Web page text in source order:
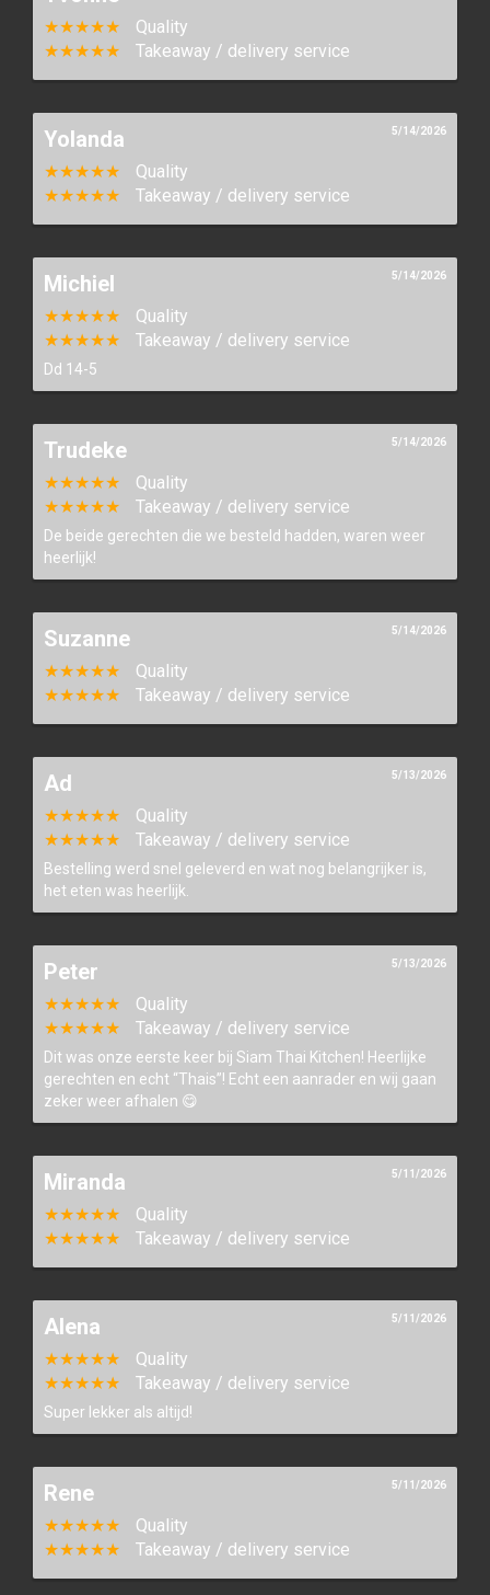
Menu
Contact
Login
★★★★★
Quality
★★★★★
Takeaway / delivery service
Yolanda
★★★★★
Quality
★★★★★
Takeaway / delivery service
5/14/2026
Michiel
★★★★★
Quality
★★★★★
Takeaway / delivery service
Dd 14-5
5/14/2026
Trudeke
★★★★★
Quality
★★★★★
Takeaway / delivery service
De beide gerechten die we besteld hadden, waren weer
heerlijk!
5/14/2026
Suzanne
★★★★★
Quality
★★★★★
Takeaway / delivery service
5/14/2026
Ad
★★★★★
Quality
★★★★★
Takeaway / delivery service
Bestelling werd snel geleverd en wat nog belangrijker is,
het eten was heerlijk.
5/13/2026
Peter
★★★★★
Quality
★★★★★
Takeaway / delivery service
Dit was onze eerste keer bij Siam Thai Kitchen! Heerlijke
gerechten en echt “Thais”! Echt een aanrader en wij gaan
zeker weer afhalen 😋
5/13/2026
Miranda
★★★★★
Quality
★★★★★
Takeaway / delivery service
5/11/2026
Alena
★★★★★
Quality
★★★★★
Takeaway / delivery service
Super lekker als altijd!
5/11/2026
Rene
★★★★★
Quality
★★★★★
Takeaway / delivery service
5/11/2026